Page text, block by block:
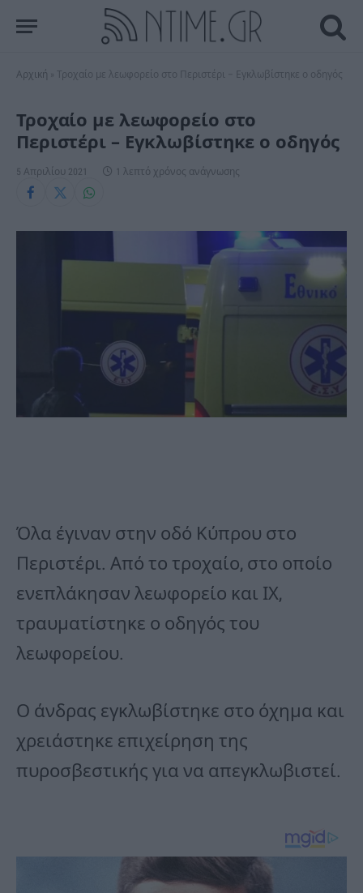
Αρχική Τροχαίο με λεωφορείο στο Περιστέρι – Εγκλωβίστηκε ο οδηγός
Τροχαίο με λεωφορείο στο
Περιστέρι – Εγκλωβίστηκε ο οδηγός
5 Απριλίου 2021 1 λεπτό χρόνος ανάγνωσης
Όλα έγιναν στην οδό Κύπρου στο
Περιστέρι. Από το τροχαίο, στο οποίο
ενεπλάκησαν λεωφορείο και ΙΧ,
τραυματίστηκε ο οδηγός του
λεωφορείου.
Ο άνδρας εγκλωβίστηκε στο όχημα και
χρειάστηκε επιχείρηση της
πυροσβεστικής για να απεγκλωβιστεί.